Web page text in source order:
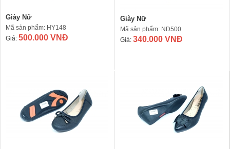
Giày Nữ
Mã sản phẩm: HY148
Giá: 500.000 VNĐ
Giày Nữ
Mã sản phẩm: ND500
Giá: 340.000 VNĐ